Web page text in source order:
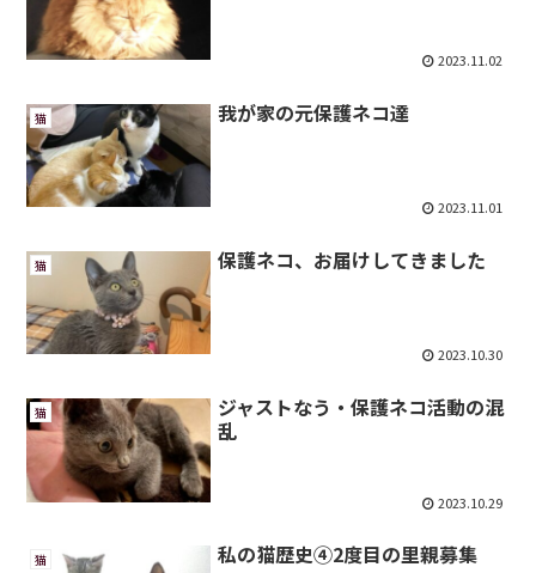
2023.11.02
猫 我が家の元保護ネコ達
2023.11.01
猫 保護ネコ、お届けしてきました
2023.10.30
猫
ジャストなう・保護ネコ活動の混
乱
2023.10.29
猫 私の猫歴史④2度目の里親募集